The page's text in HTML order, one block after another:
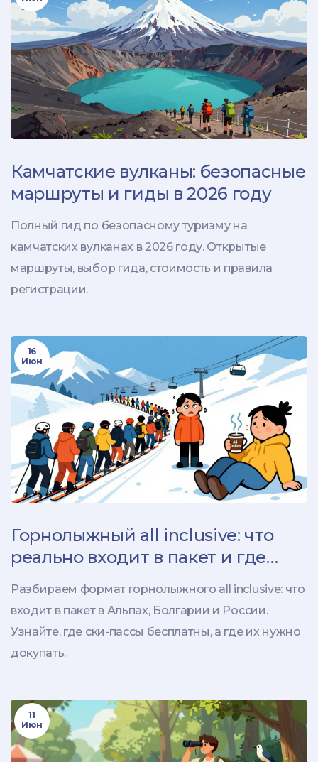
Камчатские вулканы: безопасные
маршруты и гиды в 2026 году
Полный гид по безопасному туризму на
камчатских вулканах в 2026 году. Открытые
маршруты, выбор гида, стоимость и правила
регистрации.
16
Июн
Горнолыжный all inclusive: что
реально входит в пакет и где
лучше отдыхать
Разбираем формат горнолыжного all inclusive: что
входит в пакет в Альпах, Болгарии и России.
Узнайте, где ски-пассы бесплатны, а где их нужно
докупать.
11
Июн